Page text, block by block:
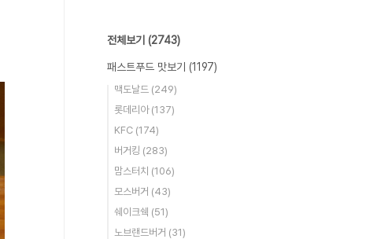
전체보기 (2743)
패스트푸드 맛보기 (1197)
맥도날드 (249)
롯데리아 (137)
KFC (174)
버거킹 (283)
맘스터치 (106)
모스버거 (43)
쉐이크쉑 (51)
노브랜드버거 (31)